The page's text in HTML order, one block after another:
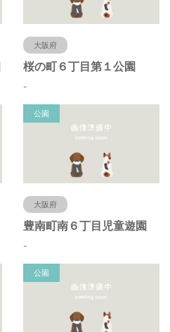
大阪府
桜の町６丁目第１公園
-
公園
大阪府
豊南町南６丁目児童遊園
-
公園